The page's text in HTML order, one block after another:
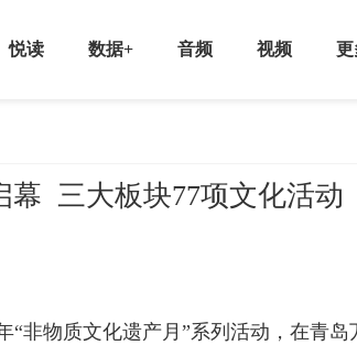
悦读 数据+ 音频 视频 更
幕 三大板块77项文化活动
“非物质文化遗产月”系列活动，在青岛